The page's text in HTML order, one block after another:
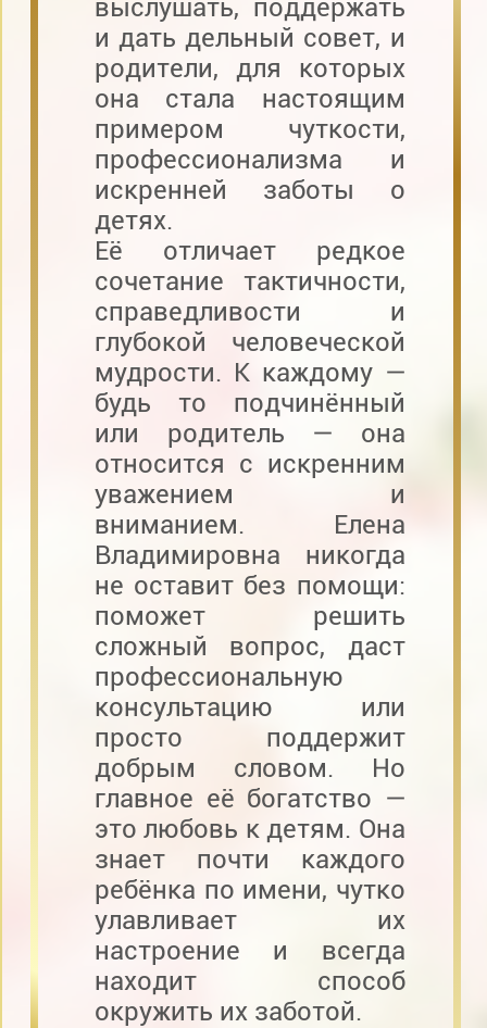
выслушать, поддержать
и дать дельный совет, и
родители, для которых
она стала настоящим
примером чуткости,
профессионализма и
искренней заботы о
детях.
Её отличает редкое
сочетание тактичности,
справедливости и
глубокой человеческой
мудрости. К каждому —
будь то подчинённый
или родитель — она
относится с искренним
уважением и
вниманием. Елена
Владимировна никогда
не оставит без помощи:
поможет решить
сложный вопрос, даст
профессиональную
консультацию или
просто поддержит
добрым словом. Но
главное её богатство —
это любовь к детям. Она
знает почти каждого
ребёнка по имени, чутко
улавливает их
настроение и всегда
находит способ
окружить их заботой.